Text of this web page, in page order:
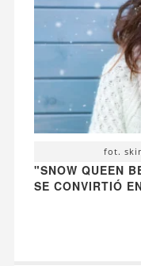
fot.
"SNOW QUEEN
SE CONVIRTIÓ